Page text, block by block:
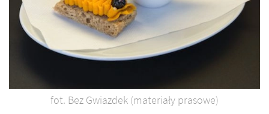
fot. Bez Gwiazdek (materiały prasowe)